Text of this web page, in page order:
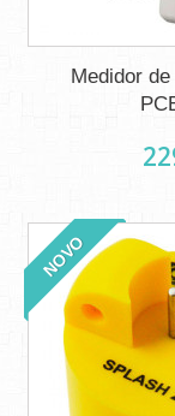
Medidor
NOVO